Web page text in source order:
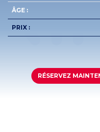
ÂGE :
PRIX :
RÉSERVEZ